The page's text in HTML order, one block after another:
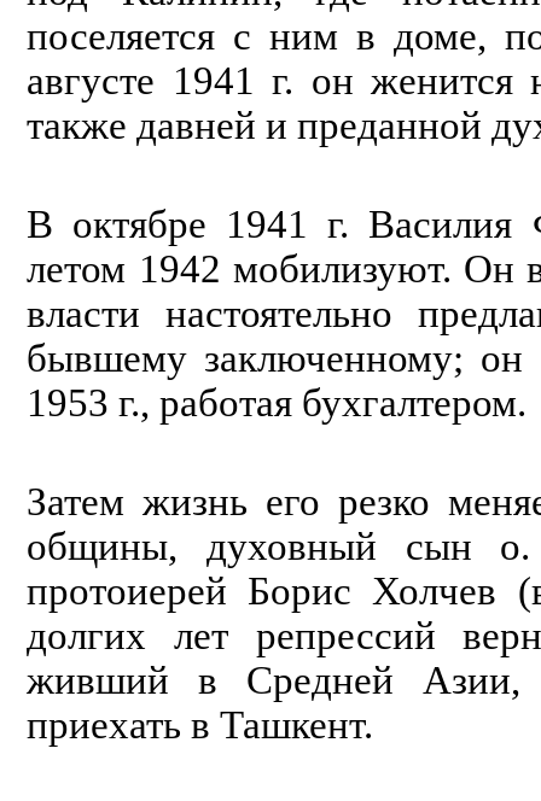
поселяется с ним в доме,
августе 1941 г. он женится
также давней и преданной
В октябре 1941 г.
летом 1942 мобилизуют. Он
власти настоятельно
бывшему заключенному; он
1953 г., работая бухгалтером.
Затем жизнь его резко
общины, духовный сын
протоиерей Борис Холчев
долгих лет репрессий
живший в Средней Азии,
приехать в Ташкент.